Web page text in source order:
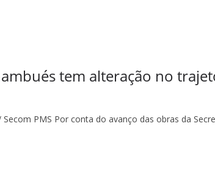
tem alteração no
PMS Por conta do avanço das obras da